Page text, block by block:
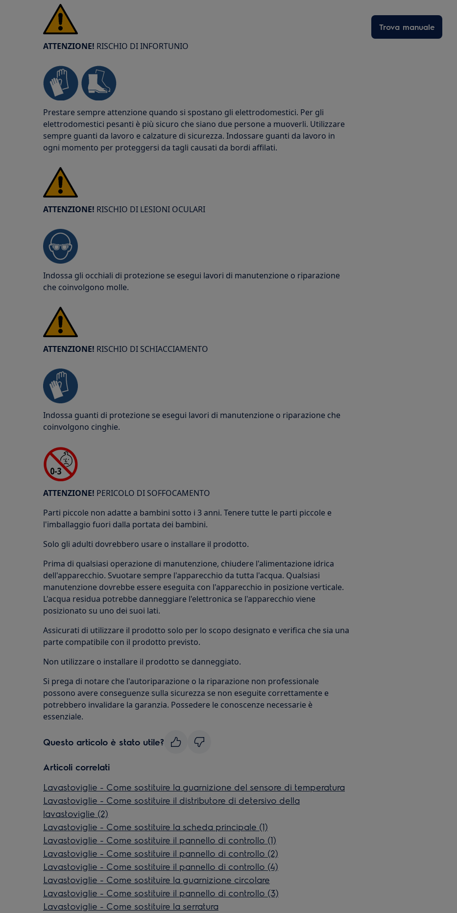
ATTENZIONE! RISCHIO DI INFORTUNIO
Prestare sempre attenzione quando si spostano gli elettrodomestici. Per gli
elettrodomestici pesanti è più sicuro che siano due persone a muoverli. Utilizzare
sempre guanti da lavoro e calzature di sicurezza. Indossare guanti da lavoro in
ogni momento per proteggersi da tagli causati da bordi affilati.
ATTENZIONE! RISCHIO DI LESIONI OCULARI
Indossa gli occhiali di protezione se esegui lavori di manutenzione o riparazione
che coinvolgono molle.
ATTENZIONE! RISCHIO DI SCHIACCIAMENTO
Indossa guanti di protezione se esegui lavori di manutenzione o riparazione che
coinvolgono cinghie.
ATTENZIONE! PERICOLO DI SOFFOCAMENTO
Parti piccole non adatte a bambini sotto i 3 anni. Tenere tutte le parti piccole e
l'imballaggio fuori dalla portata dei bambini.
Solo gli adulti dovrebbero usare o installare il prodotto.
Prima di qualsiasi operazione di manutenzione, chiudere l'alimentazione idrica
dell'apparecchio. Svuotare sempre l'apparecchio da tutta l'acqua. Qualsiasi
manutenzione dovrebbe essere eseguita con l'apparecchio in posizione verticale.
L'acqua residua potrebbe danneggiare l'elettronica se l'apparecchio viene
posizionato su uno dei suoi lati.
Assicurati di utilizzare il prodotto solo per lo scopo designato e verifica che sia una
parte compatibile con il prodotto previsto.
Non utilizzare o installare il prodotto se danneggiato.
Si prega di notare che l'autoriparazione o la riparazione non professionale
possono avere conseguenze sulla sicurezza se non eseguite correttamente e
potrebbero invalidare la garanzia. Possedere le conoscenze necessarie è
essenziale.
Questo articolo è stato utile?
Articoli correlati
Lavastoviglie - Come sostituire la guarnizione del sensore di temperatura
Lavastoviglie - Come sostituire il distributore di detersivo della
lavastoviglie (2)
Lavastoviglie - Come sostituire la scheda principale (1)
Lavastoviglie - Come sostituire il pannello di controllo (1)
Lavastoviglie - Come sostituire il pannello di controllo (2)
Lavastoviglie - Come sostituire il pannello di controllo (4)
Lavastoviglie - Come sostituire la guarnizione circolare
Lavastoviglie - Come sostituire il pannello di controllo (3)
Lavastoviglie - Come sostituire la serratura
Trova manuale